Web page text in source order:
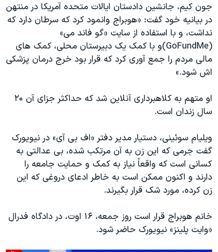
جون کیم، جانشین دادستان ایالات متحده آمریکا در منتهن
در بیانیه خود گفت: «هوبراج وانمود کرد که سرطان دارد که
نداشت، و با استفاده از سایت «گو فاند می»
(GoFundMe)و با کمک یک دبیرستان محلی، کمک های
مالی مردم را جمع آوری کرد که قرار بود خرج درمان پزشکی
اش شود.»
او متهم به کلاهبرداری آنلاین شد که حداکثر جزای آن ۲۰
سال زندان است.
ویلیام سوئینی، دستیار مدیر دفتر «اف بی آی» در نیویورک
گفت جرمی که این زن به آن مرتکب شده، بی عدالتی به
کسانی است که واقعاً نیاز به کمک و حمایت جامعه را
دارند و اکنون ممکن است به خاطر ادعای دروغی که این
زن کرده، مورد شک قرار بگیرند.
خانم هوبراج قرار است روز جمعه، ۱۶ اوت، در دادگاه فدرال
«وایت پلینز» نیویورک حاضر شود.